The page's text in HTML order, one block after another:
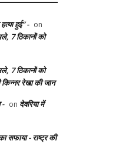
हुई” - on
7 ठिकानों को
7 ठिकानों को
रेखा की जान
- on देवरिया में
सफाया - राष्ट्र की